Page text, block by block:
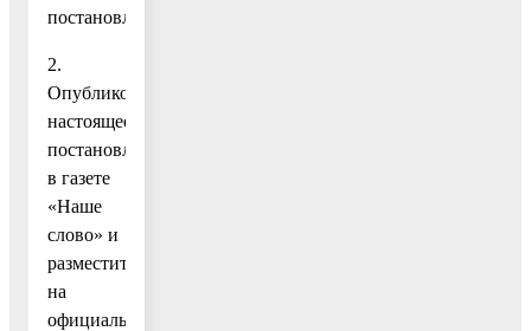
постановлению.
2.
Опубликовать
настоящее
постановление
в газете
«Наше
слово» и
разместить
на
официальном